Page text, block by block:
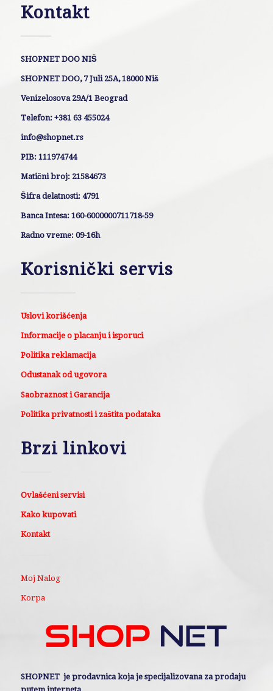
Kontakt
SHOPNET DOO NIŠ
SHOPNET DOO, 7 Juli 25A, 18000 Niš
Venizelosova 29A/1 Beograd
Telefon: +381 63 455024
info@shopnet.rs
PIB: 111974744
Matični broj: 21584673
Šifra delatnosti: 4791
Banca Intesa: 160-6000000711718-59
Radno vreme: 09-16h
Korisnički servis
Uslovi korišćenja
Informacije o placanju i isporuci
Politika reklamacija
Odustanak od ugovora
Saobraznost i Garancija
Politika privatnosti i zaštita podataka
Brzi linkovi
Ovlašćeni servisi
Kako kupovati
Kontakt
Moj Nalog
Korpa
SHOPNET je prodavnica koja je specijalizovana za prodaju